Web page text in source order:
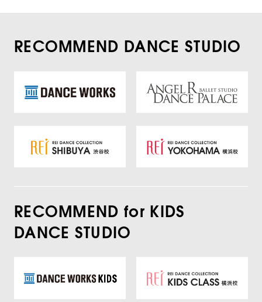
RECOMMEND DANCE STUDIO
RECOMMEND for KIDS
DANCE STUDIO